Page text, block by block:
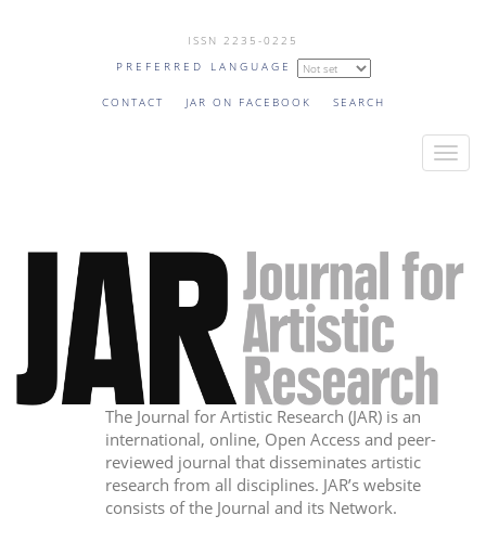
ISSN 2235-0225
PREFERRED LANGUAGE
CONTACT JAR ON FACEBOOK SEARCH
T
l
e
The Journal for Artistic Research (JAR) is an
international, online, Open Access and peer-
reviewed journal that disseminates artistic
research from all disciplines. JAR’s website
consists of the Journal and its Network.